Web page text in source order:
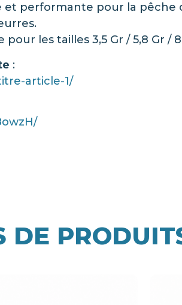
performante pour la pêche
les tailles 3,5 Gr / 5,8 Gr
:
article-1/
DE